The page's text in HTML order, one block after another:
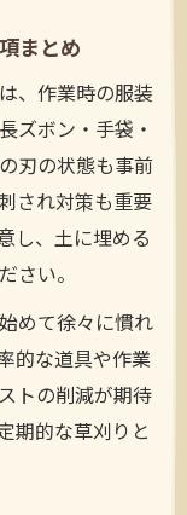
まとめ
、作業時の服装
ズボン・手袋・
刃の状態も事前
され対策も重要
し、土に埋める
さい。
めて徐々に慣れ
的な道具や作業
トの削減が期待
期的な草刈りと